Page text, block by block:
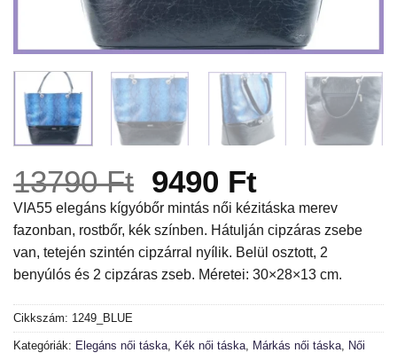
13790Ft Original
price
was:
13790 Ft.
9490 FtCurrent
price
is:
9490 Ft.
VIA55 elegáns kígyóbőr mintás női kézitáska merev
fazonban, rostbőr, kék színben. Hátulján cipzáras zsebe
van, tetején szintén cipzárral nyílik. Belül osztott, 2
benyúlós és 2 cipzáras zseb. Méretei: 30×28×13 cm.
Cikkszám: 1249_BLUE
Kategóriák: Elegáns női táska Kék női táska Márkás női táska Női